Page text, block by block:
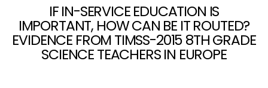
IF IN-SERVICE EDUCATION IS
IMPORTANT, HOW CAN BE IT ROUTED?
EVIDENCE FROM TIMSS-2015 8TH GRADE
SCIENCE TEACHERS IN EUROPE